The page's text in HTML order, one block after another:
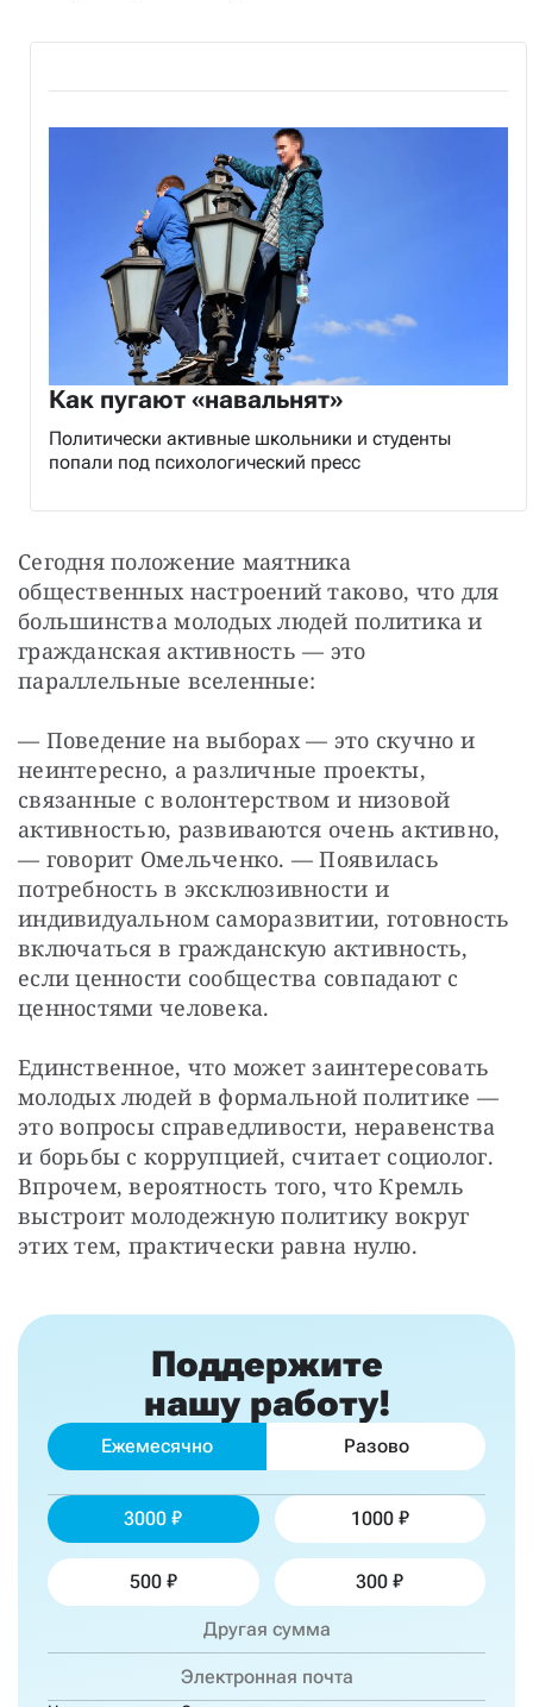
Как пугают «навальнят»
Политически активные школьники и студенты
попали под психологический пресс
Сегодня положение маятника
общественных настроений таково, что для
большинства молодых людей политика и
гражданская активность — это
параллельные вселенные:
— Поведение на выборах — это скучно и
неинтересно, а различные проекты,
связанные с волонтерством и низовой
активностью, развиваются очень активно,
— говорит Омельченко. — Появилась
потребность в эксклюзивности и
индивидуальном саморазвитии, готовность
включаться в гражданскую активность,
если ценности сообщества совпадают с
ценностями человека.
Единственное, что может заинтересовать
молодых людей в формальной политике —
это вопросы справедливости, неравенства
и борьбы с коррупцией, считает социолог.
Впрочем, вероятность того, что Кремль
выстроит молодежную политику вокруг
этих тем, практически равна нулю.
Поддержите
нашу работу!
Ежемесячно Разово
3000 1000
500 300